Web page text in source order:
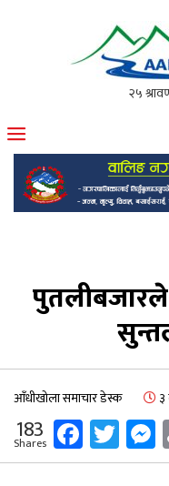
मोफसलकै लोकप्रिय
आँधीखोला समाचार डेस्क ३
183
Shares